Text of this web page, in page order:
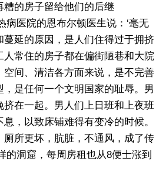
糟的房子留给他们的后继
医院的恩布尔顿医生说：‘毫无
蔓延的原因，是人们住得过于拥挤
人常住的房子都在偏街陋巷和大院
空间、清洁各方面来说，是不完善
是任何一个文明国家的耻辱。男
挤在一起。男人们上日班和上夜班
，以致床铺难得有变冷的时候。
厕所更坏，肮脏，不通风，成了传
的洞窟，每周房租也从8便士涨到